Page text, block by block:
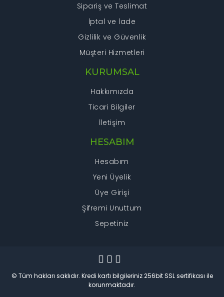
Sipariş ve Teslimat
İptal ve İade
Gizlilik ve Güvenlik
Müşteri Hizmetleri
KURUMSAL
Hakkımızda
Ticari Bilgiler
İletişim
HESABIM
Hesabım
Yeni Üyelik
Üye Girişi
Şifremi Unuttum
Sepetiniz
© Tüm hakları saklıdır. Kredi kartı bilgileriniz 256bit SSL sertifikası ile
korunmaktadır.